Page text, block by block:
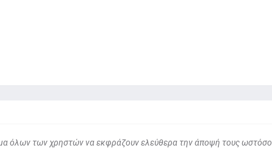
όλων των χρηστών να εκφράζουν ελεύθερα την άποψή τους ωστόσο